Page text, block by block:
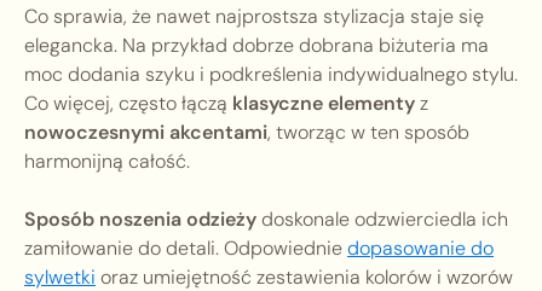
Co sprawia, że nawet najprostsza stylizacja staje się
elegancka. Na przykład dobrze dobrana biżuteria ma
moc dodania szyku i podkreślenia indywidualnego stylu.
Co więcej, często łączą klasyczne elementyz
nowoczesnymi akcentami, tworząc w ten sposób
harmonijną całość.
Sposób noszenia odzieżydoskonale odzwierciedla ich
zamiłowanie do detali. Odpowiedniedopasowanie do
sylwetki oraz umiejętność zestawienia kolorów i wzorów